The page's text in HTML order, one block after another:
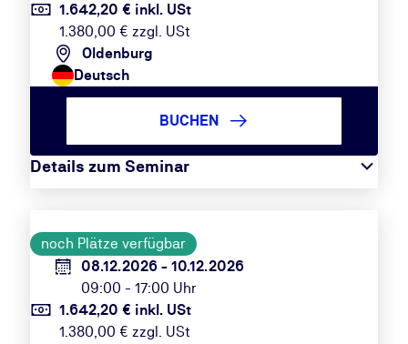
1.642,20 € inkl. USt
1.380,00 € zzgl. USt
Oldenburg
Deutsch
Details zum Seminar
BUCHEN
noch Plätze verfügbar
08.12.2026 - 10.12.2026
09:00 - 17:00 Uhr
1.642,20 € inkl. USt
1.380,00 € zzgl. USt